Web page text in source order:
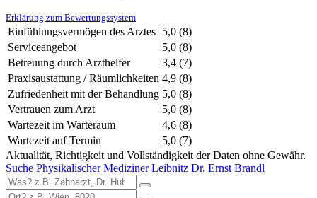
Erklärung zum Bewertungssystem
Einfühlungsvermögen des Arztes 5,0 (8)
Serviceangebot
5,0 (8)
Betreuung durch Arzthelfer
3,4 (7)
Praxisaustattung / Räumlichkeiten 4,9 (8)
Zufriedenheit mit der Behandlung 5,0 (8)
Vertrauen zum Arzt
5,0 (8)
Wartezeit im Warteraum
4,6 (8)
Wartezeit auf Termin
5,0 (7)
Aktualität, Richtigkeit und Vollständigkeit der Daten ohne Gewähr.
Suche Physikalischer Mediziner Leibnitz Dr. Ernst Brandl